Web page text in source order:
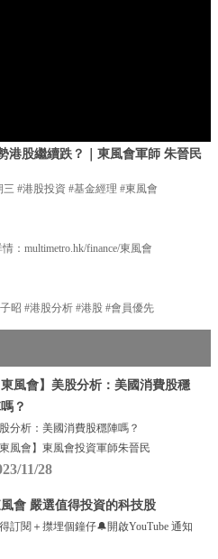
港股繼續跌？｜東風會軍師 朱晉民
三 #港股投資 #基金經理 #東風會
：multimetro.hk/finance/東風會
昭 #港股分析 #港股 #會員優先
東風會】美股分析：美國消費股穩
？
分析：美國消費股穩陣嗎？
東風會】東風會投資軍師朱晉民
11/28
會 嚴選值得投資的科技股
訂閱＋㩒埋個鐘仔🔔開啟YouTube 通知